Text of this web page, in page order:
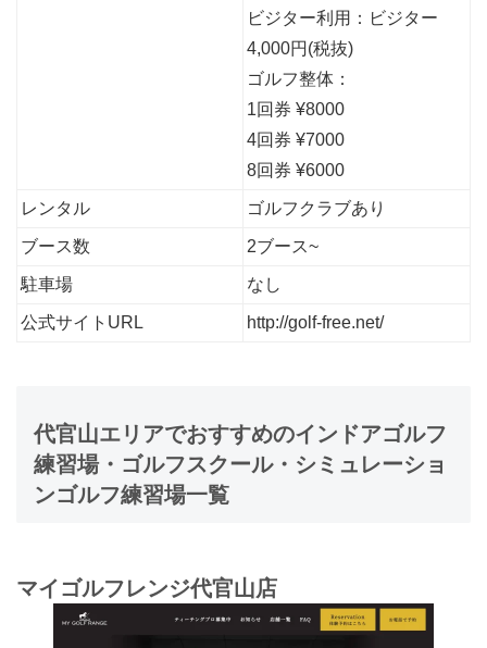
ビジター利用：ビジター
4,000円(税抜)
ゴルフ整体：
1回券 ¥8000
4回券 ¥7000
8回券 ¥6000
レンタル ゴルフクラブあり
ブース数 2ブース~
駐車場 なし
公式サイトURL http://golf-free.net/
代官山エリアでおすすめのインドアゴルフ
練習場・ゴルフスクール・シミュレーショ
ンゴルフ練習場一覧
マイゴルフレンジ代官山店